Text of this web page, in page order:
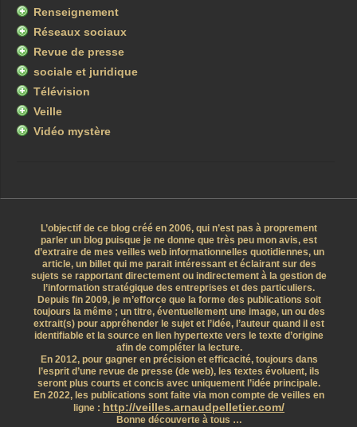
Renseignement
Réseaux sociaux
Revue de presse
sociale et juridique
Télévision
Veille
Vidéo mystère
L’objectif de ce blog créé en 2006, qui n’est pas à proprement
parler un blog puisque je ne donne que très peu mon avis, est
d’extraire de mes veilles web informationnelles quotidiennes, un
article, un billet qui me parait intéressant et éclairant sur des
sujets se rapportant directement ou indirectement à la gestion de
l’information stratégique des entreprises et des particuliers.
Depuis fin 2009, je m’efforce que la forme des publications soit
toujours la même ; un titre, éventuellement une image, un ou des
extrait(s) pour appréhender le sujet et l’idée, l’auteur quand il est
identifiable et la source en lien hypertexte vers le texte d’origine
afin de compléter la lecture.
En 2012, pour gagner en précision et efficacité, toujours dans
l’esprit d’une revue de presse (de web), les textes évoluent, ils
seront plus courts et concis avec uniquement l’idée principale.
En 2022, les publications sont faite via mon compte de veilles en
ligne : http://veilles.arnaudpelletier.com/
Bonne découverte à tous …